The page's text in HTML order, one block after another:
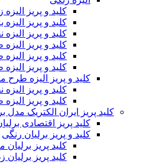
کلید و پریز
کلید و پریز الیزه
کلید و پریز
کلید و پریز
کلید و پریز
کلید و پریز
کلید و پریز الیزه طرح
کلید و پریز الیزه
کلید و پریز الیزه
کلید پریز ایران الکتریک مدل
کلید پریز اقتصادی
کلید و پریز برلیان رنگی
کلید پریز
کلید پریز